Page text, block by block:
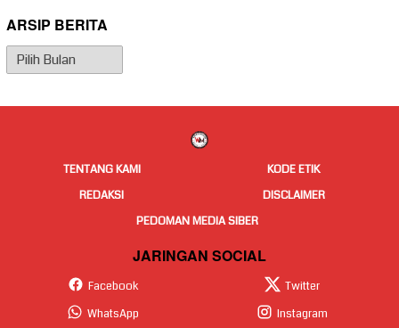
ARSIP BERITA
Arsip
Berita
TENTANG KAMI
KODE ETIK
REDAKSI
DISCLAIMER
PEDOMAN MEDIA SIBER
JARINGAN SOCIAL
Facebook
Twitter
WhatsApp
Instagram